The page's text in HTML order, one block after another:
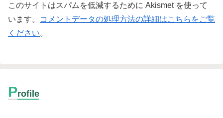
このサイトはスパムを低減するために Akismet を使って
います。
コメントデータの処理方法の詳細はこちらをご覧
ください。
Profile